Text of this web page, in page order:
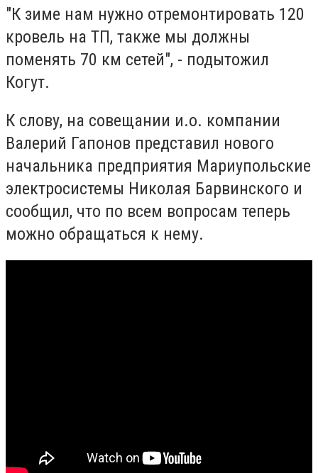
"К зиме нам нужно отремонтировать 120
кровель на ТП, также мы должны
поменять 70 км сетей", - подытожил
Когут.
К слову, на совещании и.о. компании
Валерий Гапонов представил нового
начальника предприятия Мариупольские
электросистемы Николая Барвинского и
сообщил, что по всем вопросам теперь
можно обращаться к нему.